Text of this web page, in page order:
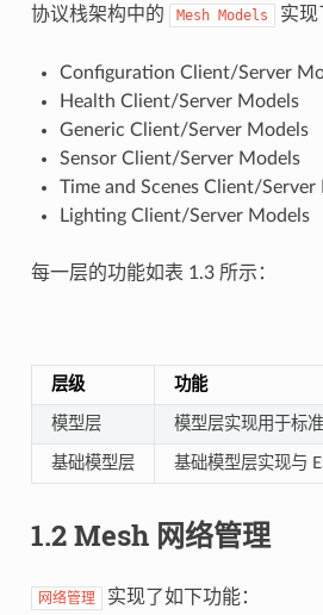
协议栈架构中的 Mesh Models 实现
Configuration Client/Server
Health Client/Server Models
Generic Client/Server Models
Sensor Client/Server Models
Time and Scenes Client/Server
Lighting Client/Server Models
每一层的功能如表 1.3 所示：
层级 功能
模型层 模型层实现用于标
基础模型层 基础模型层实现与
1.2 Mesh 网络管理
网络管理 实现了如下功能：